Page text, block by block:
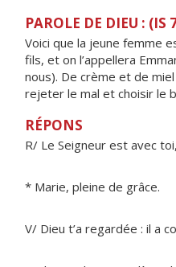
PAROLE DE DIEU : (IS
Voici que la jeune femme
fils, et on l’appellera
nous). De crème et de
rejeter le mal et choisir le
RÉPONS
R/ Le Seigneur est avec toi,
* Marie, pleine de grâce.
V/ Dieu t’a regardée : il a